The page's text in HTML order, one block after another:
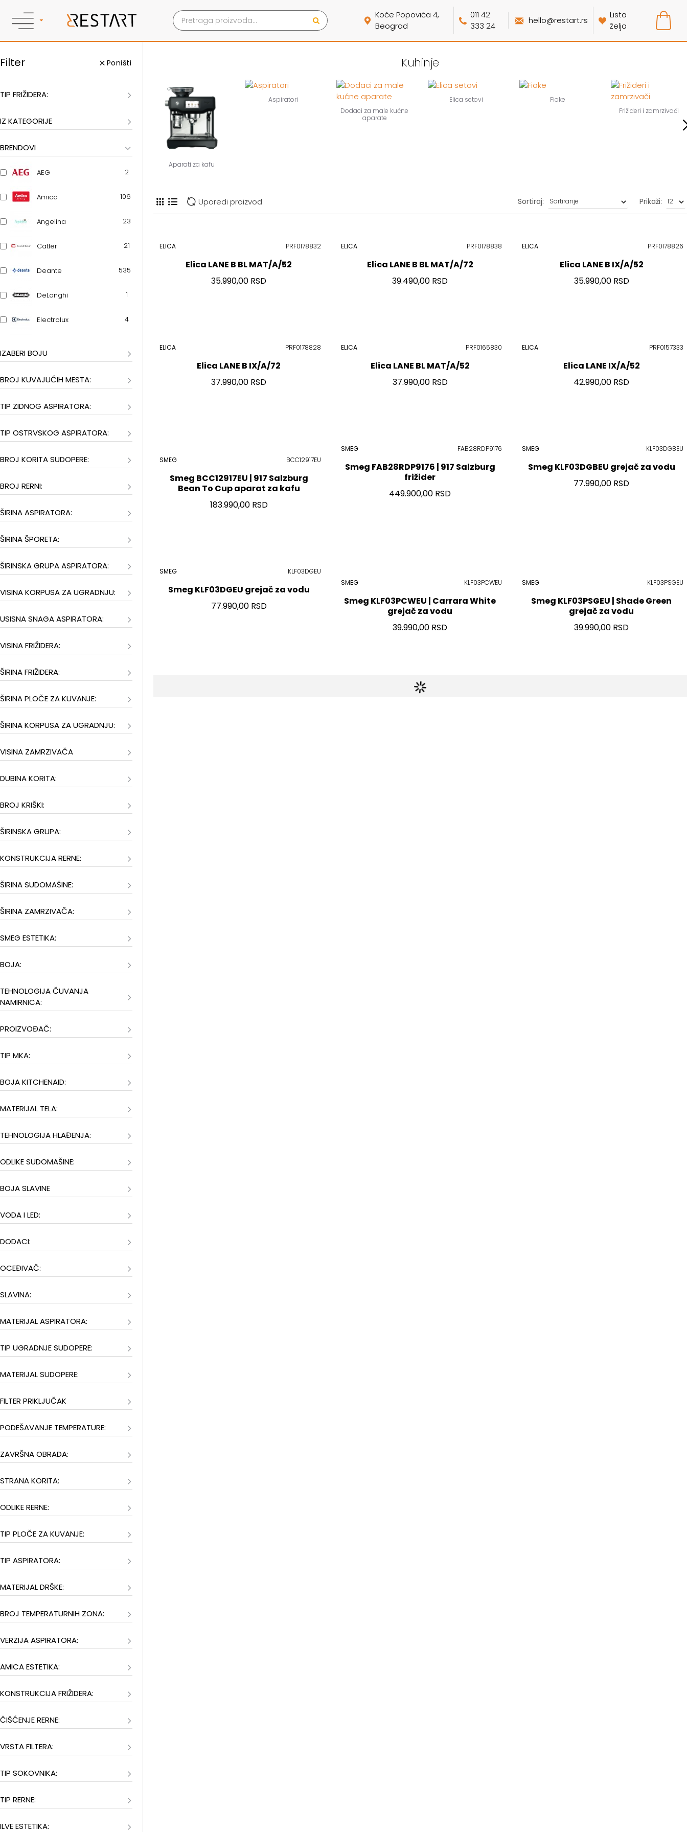
Koče Popovića 4,
Beograd
011 42
333 24
hello@restart.rs
Lista
želja
Filter Poništi
IZ KATEGORIJE
BRENDOVI
AEG 2
Amica 106
Angelina 23
Catler 21
Deante 535
DeLonghi 1
Electrolux 4
Ilve 77
KitchenAid 17
Liebherr 295
Maan 10
Marcato 53
Neff 25
Nivona 25
Sage 102
IZABERI BOJU
BROJ KUVAJUĆIH MESTA:
TIP ZIDNOG ASPIRATORA:
TIP OSTRVSKOG ASPIRATORA:
BROJ KORITA SUDOPERE:
BROJ RERNI:
ŠIRINA ASPIRATORA:
ŠIRINA ŠPORETA:
ŠIRINSKA GRUPA ASPIRATORA:
VISINA KORPUSA ZA UGRADNJU:
USISNA SNAGA ASPIRATORA:
VISINA FRIŽIDERA:
ŠIRINA FRIŽIDERA:
ŠIRINA PLOČE ZA KUVANJE:
ŠIRINA KORPUSA ZA UGRADNJU:
VISINA ZAMRZIVAČA
DUBINA KORITA:
BROJ KRIŠKI:
ŠIRINSKA GRUPA:
KONSTRUKCIJA RERNE:
ŠIRINA SUDOMAŠINE:
ŠIRINA ZAMRZIVAČA:
SMEG ESTETIKA:
BOJA:
TEHNOLOGIJA ČUVANJA
NAMIRNICA:
PROIZVOĐAČ:
TIP MKA:
BOJA KITCHENAID:
MATERIJAL TELA:
TEHNOLOGIJA HLAĐENJA:
ODLIKE SUDOMAŠINE:
BOJA SLAVINE
VODA I LED:
DODACI:
OCEĐIVAČ:
SLAVINA:
MATERIJAL ASPIRATORA:
TIP UGRADNJE SUDOPERE:
MATERIJAL SUDOPERE:
FILTER PRIKLJUČAK
PODEŠAVANJE TEMPERATURE:
ZAVRŠNA OBRADA:
STRANA KORITA:
ODLIKE RERNE:
TIP PLOČE ZA KUVANJE:
TIP ASPIRATORA:
MATERIJAL DRŠKE:
BROJ TEMPERATURNIH ZONA:
VERZIJA ASPIRATORA:
AMICA ESTETIKA:
KONSTRUKCIJA FRIŽIDERA:
ČIŠĆENJE RERNE:
VRSTA FILTERA:
TIP SOKOVNIKA:
TIP RERNE:
ILVE ESTETIKA:
TIP FRIŽIDERA:
Kuhinje
Aparati za kafu
Aspiratori
Dodaci za male kućne
aparate
Elica setovi
Fioke
Frižideri i zamrzivači
Uporedi proizvod Sortiraj: Prikaži:
ELICA PRF0178832
Elica LANE B BL MAT/A/52
35.990,00 RSD
ELICA PRF0178838
Elica LANE B BL MAT/A/72
39.490,00 RSD
ELICA PRF0178826
Elica LANE B IX/A/52
35.990,00 RSD
ELICA PRF0178828
Elica LANE B IX/A/72
37.990,00 RSD
ELICA PRF0165830
Elica LANE BL MAT/A/52
37.990,00 RSD
ELICA PRF0157333
Elica LANE IX/A/52
42.990,00 RSD
SMEG BCC12917EU
Smeg BCC12917EU | 917 Salzburg
Bean To Cup aparat za kafu
183.990,00 RSD
SMEG FAB28RDP9176
Smeg FAB28RDP9176 | 917 Salzburg
frižider
449.900,00 RSD
SMEG KLF03DGBEU
Smeg KLF03DGBEU grejač za vodu
77.990,00 RSD
SMEG KLF03DGEU
Smeg KLF03DGEU grejač za vodu
77.990,00 RSD
SMEG KLF03PCWEU
Smeg KLF03PCWEU | Carrara White
grejač za vodu
39.990,00 RSD
SMEG KLF03PSGEU
Smeg KLF03PSGEU | Shade Green
grejač za vodu
39.990,00 RSD